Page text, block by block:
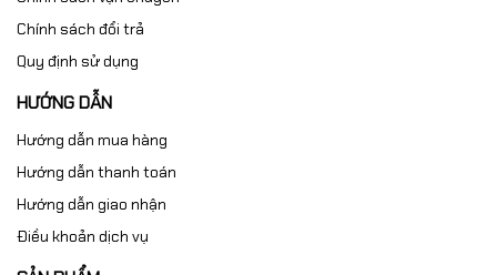
Chính sách đổi trả
Quy định sử dụng
HƯỚNG DẪN
Hướng dẫn mua hàng
Hướng dẫn thanh toán
Hướng dẫn giao nhận
Điều khoản dịch vụ